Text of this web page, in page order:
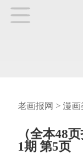
老画报网 > 漫画
（全本48
1期 第5页